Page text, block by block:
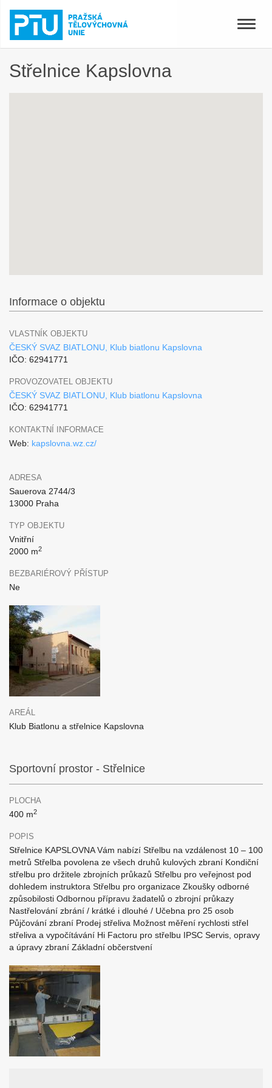
Toggle
Střelnice Kapslovna
Informace o objektu
VLASTNÍK OBJEKTU
ČESKÝ SVAZ BIATLONU, Klub biatlonu Kapslovna
IČO: 62941771
PROVOZOVATEL OBJEKTU
ČESKÝ SVAZ BIATLONU, Klub biatlonu Kapslovna
IČO: 62941771
KONTAKTNÍ INFORMACE
Web: kapslovna.wz.cz/
ADRESA
Sauerova 2744/3
13000 Praha
TYP OBJEKTU
Vnitřní
2000 m2
BEZBARIÉROVÝ PŘÍSTUP
Ne
AREÁL
Klub Biatlonu a střelnice Kapslovna
Sportovní prostor - Střelnice
PLOCHA
400 m2
POPIS
Střelnice KAPSLOVNA Vám nabízí Střelbu na vzdálenost 10 – 100
metrů Střelba povolena ze všech druhů kulových zbraní Kondiční
střelbu pro držitele zbrojních průkazů Střelbu pro veřejnost pod
dohledem instruktora Střelbu pro organizace Zkoušky odborné
způsobilosti Odbornou přípravu žadatelů o zbrojní průkazy
Nastřelování zbrání / krátké i dlouhé / Učebna pro 25 osob
Půjčování zbraní Prodej střeliva Možnost měření rychlosti střel
střeliva a vypočítávání Hi Factoru pro střelbu IPSC Servis, opravy
a úpravy zbraní Základní občerstvení